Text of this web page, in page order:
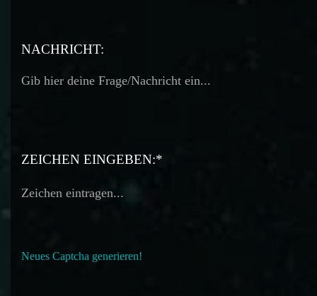
TELEFON:
NACHRICHT:
ZEICHEN EINGEBEN:*
Neues Captcha generieren!